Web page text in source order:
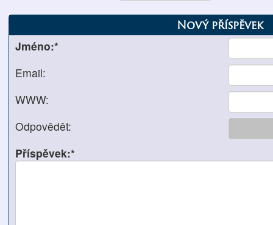
Nový příspěvek
Jméno:*
Email:
WWW:
Odpovědět:
Příspěvek:*